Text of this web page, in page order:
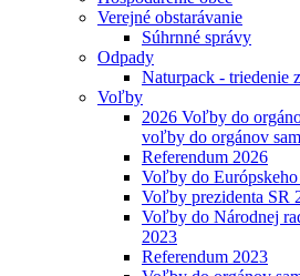
Verejné obstarávanie
Súhrnné správy
Odpady
Naturpack - triedenie
Voľby
2026 Voľby do
voľby do orgánov
Referendum 2026
Voľby do
Voľby prezidenta SR
Voľby do Národnej
2023
Referendum 2023